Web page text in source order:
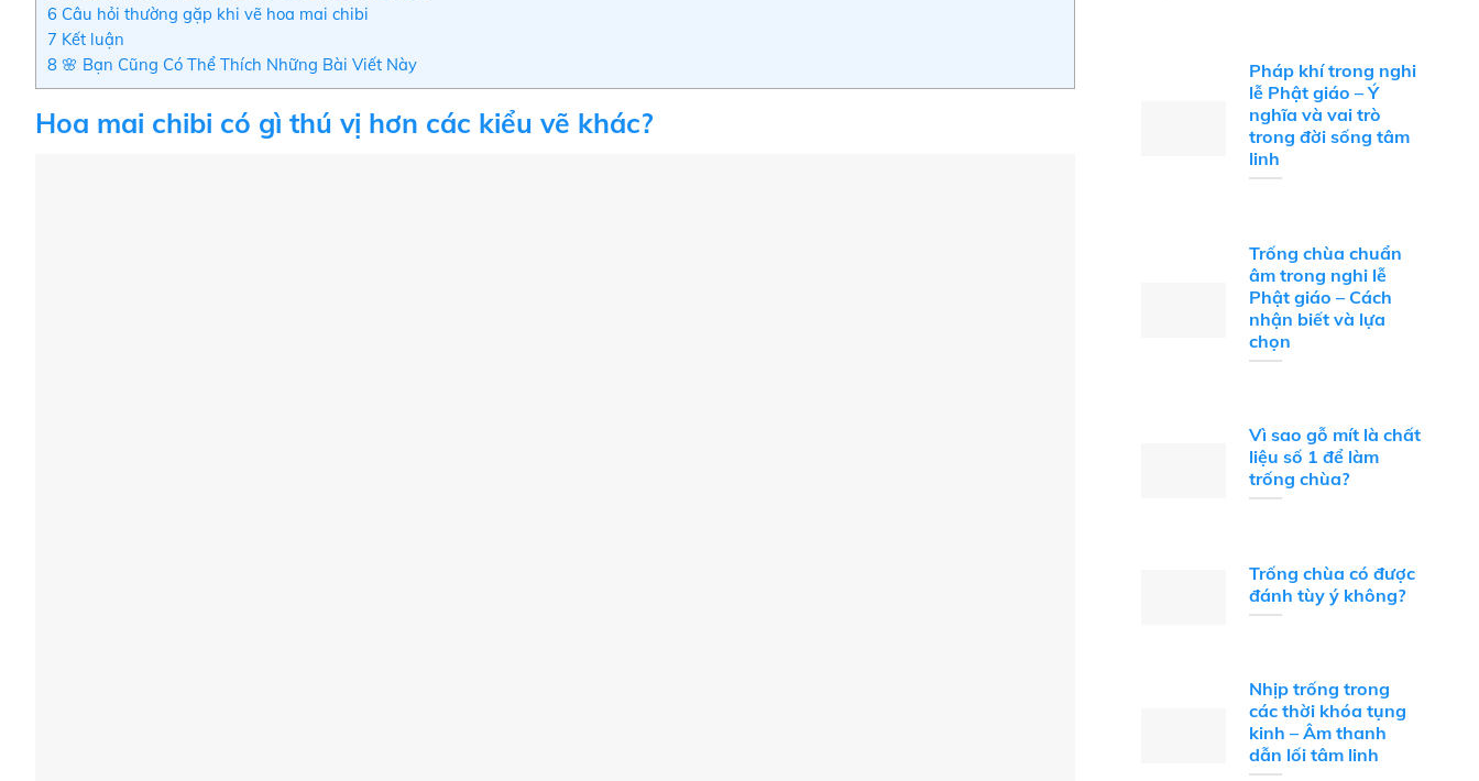
6 Câu hỏi thường gặp khi vẽ hoa mai chibi
7 Kết luận
8 🌸 Bạn Cũng Có Thể Thích Những Bài Viết Này
Hoa mai chibi có gì thú vị hơn các kiểu vẽ khác?
Pháp khí trong nghi
lễ Phật giáo – Ý
nghĩa và vai trò
trong đời sống tâm
linh
Trống chùa chuẩn
âm trong nghi lễ
Phật giáo – Cách
nhận biết và lựa
chọn
Vì sao gỗ mít là chất
liệu số 1 để làm
trống chùa?
Trống chùa có được
đánh tùy ý không?
Nhịp trống trong
các thời khóa tụng
kinh – Âm thanh
dẫn lối tâm linh